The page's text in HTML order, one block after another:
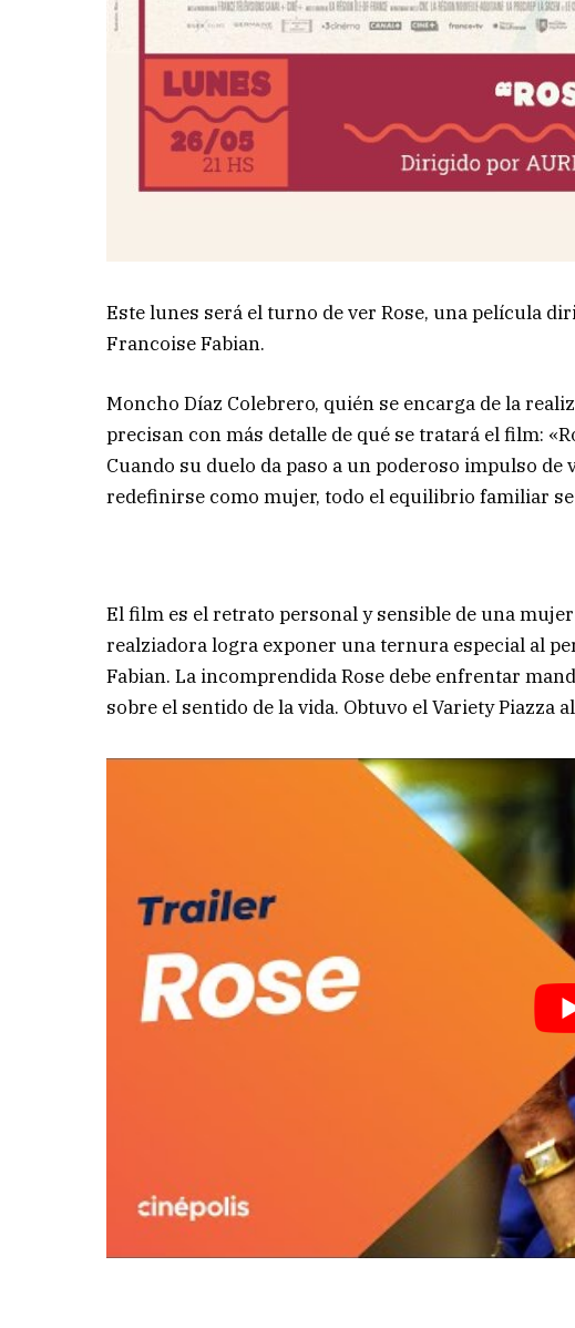
Este lunes será el turno de ver Rose, una película
Francoise Fabian.
Moncho Díaz Colebrero, quién se encarga de la
precisan con más detalle de qué se tratará el film:
Cuando su duelo da paso a un poderoso impulso
redefinirse como mujer, todo el equilibrio familiar se
El film es el retrato personal y sensible de una
realziadora logra exponer una ternura especial al
Fabian. La incomprendida Rose debe enfrentar
sobre el sentido de la vida. Obtuvo el Variety Piazza